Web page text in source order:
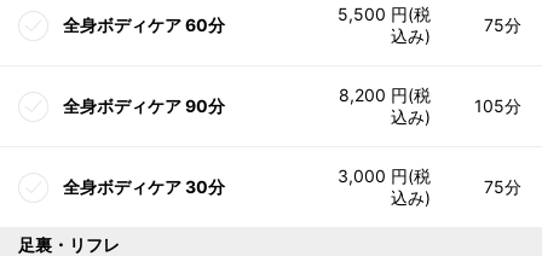
全身ボディケア 60分
5,500 円(税
込み)
75分
全身ボディケア 90分
8,200 円(税
込み)
105分
全身ボディケア 30分
3,000 円(税
込み)
75分
足裏・リフレ